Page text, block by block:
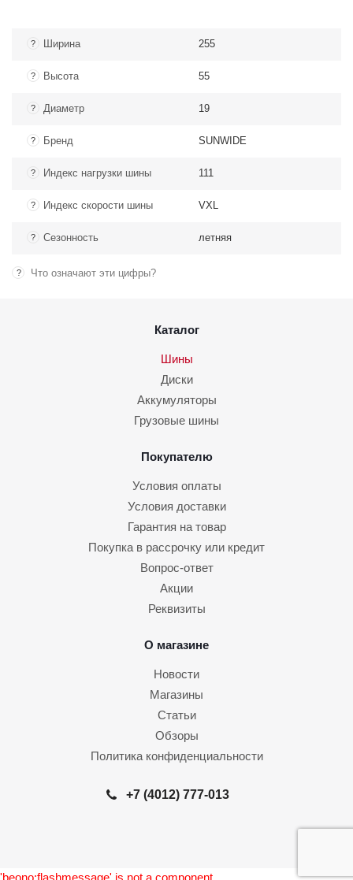
? Ширина 255
? Высота 55
? Диаметр 19
? Бренд SUNWIDE
? Индекс нагрузки шины 111
? Индекс скорости шины VXL
? Сезонность летняя
? Что означают эти цифры?
Каталог
Шины
Диски
Аккумуляторы
Грузовые шины
Покупателю
Условия оплаты
Условия доставки
Гарантия на товар
Покупка в рассрочку или кредит
Вопрос-ответ
Акции
Реквизиты
О магазине
Новости
Магазины
Статьи
Обзоры
Политика конфиденциальности
+7 (4012) 777-013
'beono:flashmessage' is not a component